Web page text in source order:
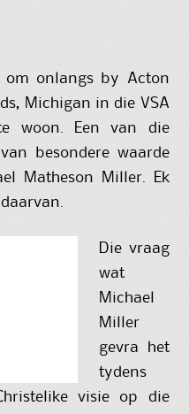
om onlangs by Acton
Michigan in die VSA
woon. Een van die
besondere waarde
Matheson Miller. Ek
Die vraag
wat
Michael
Miller
gevra het
tydens
visie op die